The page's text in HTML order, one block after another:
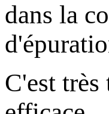
dans la
C'est